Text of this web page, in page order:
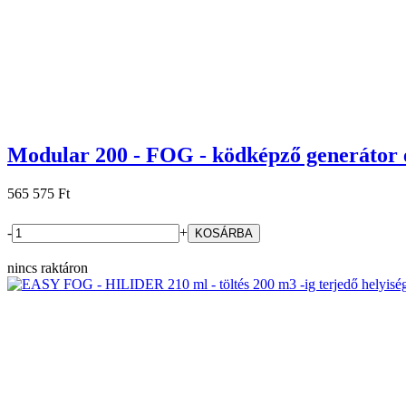
Modular 200 - FOG - ködképző generátor
565 575 Ft
- +
nincs raktáron